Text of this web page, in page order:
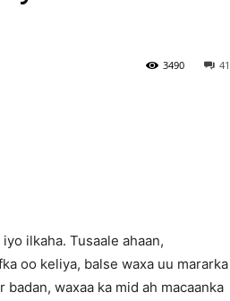
41
3490
ilkaha. Tusaale ahaan,
oo keliya, balse waxa uu mararka
waxaa ka mid ah macaanka